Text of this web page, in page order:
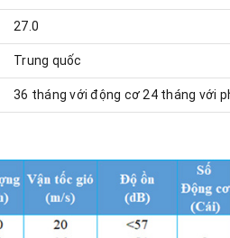
27.0
Trung quốc
36 tháng với động cơ 24 tháng với